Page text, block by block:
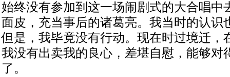
始终没有参加到这一场闹剧式的大合唱中
面皮，充当事后的诸葛亮。我当时的认识
但是，我毕竟没有行动。现在时过境迁，
我没有出卖我的良心，差堪自慰，能够对
了。